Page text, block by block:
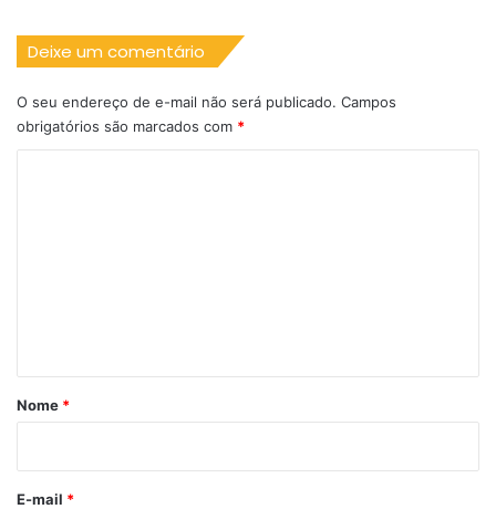
Deixe um comentário
O seu endereço de e-mail não será publicado. Campos
obrigatórios são marcados com *
r
*
Nome *
E-mail *